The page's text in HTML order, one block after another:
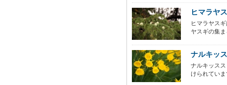
ヒマラヤ
ヒマラヤス
ヤスギの集
ナルキッ
ナルキッス
けられていま